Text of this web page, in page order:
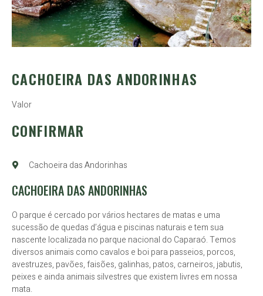
CACHOEIRA DAS ANDORINHAS
Valor
CONFIRMAR
Cachoeira das Andorinhas
CACHOEIRA DAS ANDORINHAS
O parque é cercado por vários hectares de matas e uma
sucessão de quedas d’água e piscinas naturais e tem sua
nascente localizada no parque nacional do Caparaó. Temos
diversos animais como cavalos e boi para passeios, porcos,
avestruzes, pavões, faisões, galinhas, patos, carneiros, jabutis,
peixes e ainda animais silvestres que existem livres em nossa
mata.